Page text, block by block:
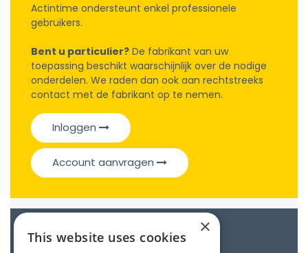
Actintime ondersteunt enkel professionele
gebruikers.
Bent u particulier? De fabrikant van uw
toepassing beschikt waarschijnlijk over de nodige
onderdelen. We raden dan ook aan rechtstreeks
contact met de fabrikant op te nemen.
Inloggen
Account aanvragen
Catalogue
×
This website uses cookies